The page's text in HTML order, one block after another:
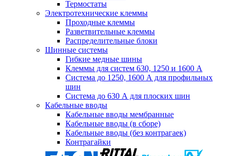
Термостаты
Электротехнические клеммы
Проходные клеммы
Разветвительные клеммы
Распределительные блоки
Шинные системы
Гибкие медные шины
Клеммы для систем 630, 1250 и 1600 А
Система до 1250, 1600 А для профильных
шин
Система до 630 А для плоских шин
Кабельные вводы
Кабельные вводы мембранные
Кабельные вводы (в сборе)
Кабельные вводы (без контрагаек)
Контрагайки